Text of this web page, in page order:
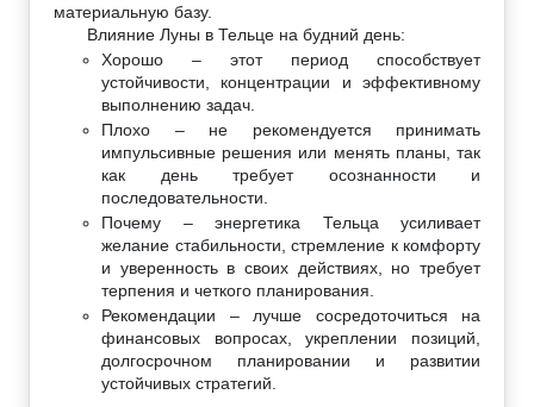
материальную базу.
Влияние Луны в Тельце на будний день:
Хорошо – этот период способствует
устойчивости, концентрации и эффективному
выполнению задач.
Плохо – не рекомендуется принимать
импульсивные решения или менять планы, так
как день требует осознанности и
последовательности.
Почему – энергетика Тельца усиливает
желание стабильности, стремление к комфорту
и уверенность в своих действиях, но требует
терпения и четкого планирования.
Рекомендации – лучше сосредоточиться на
финансовых вопросах, укреплении позиций,
долгосрочном планировании и развитии
устойчивых стратегий.